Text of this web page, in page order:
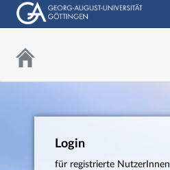
Login
für registrierte NutzerInnen